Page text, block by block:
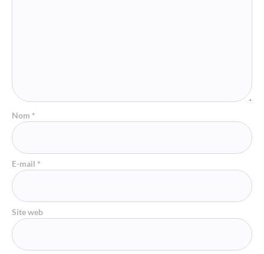
Nom *
E-mail *
Site web